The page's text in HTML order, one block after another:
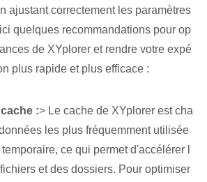
ajustant correctement les paramètres
quelques recommandations pour op
de XYplorer et rendre votre expé
plus rapide et plus efficace :
:> Le cache de XYplorer est cha
les plus fréquemment utilisée
ce qui permet d'accélérer l
et des dossiers. Pour optimiser